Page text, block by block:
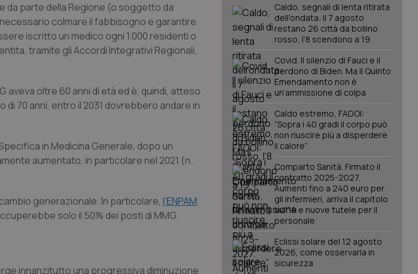
da parte della Regione (o soggetto da
colmare il fabbisogno e garantire
iscritto un medico ogni 1.000 residenti o
tramite gli Accordi Integrativi Regionali,
aveva oltre 60 anni di età ed è, quindi, atteso
70 anni, entro il 2031 dovrebbero andare in
in Medicina Generale, dopo un
aumentato, in particolare nel 2021 (n.
generazionale. In particolare, l’ENPAM
solo il 50% dei posti di MMG
innanzitutto una progressiva diminuzione
Caldo, segnali di lenta ritirata
dell'ondata: il 7 agosto
restano 26 città da bollino
rosso, l'8 scendono a 19
Covid. Il silenzio di Fauci e il
perdono di Biden. Ma il Quinto
Emendamento non è
un’ammissione di colpa
Caldo estremo, FADOI:
“Sopra i 40 gradi il corpo può
non riuscire più a disperdere
il calore”
Comparto Sanità. Firmato il
contratto 2025-2027.
Aumenti fino a 240 euro per
gli infermieri, arriva il capitolo
sull'IA e nuove tutele per il
personale
Eclissi solare del 12 agosto
2026, come osservarla in
sicurezza